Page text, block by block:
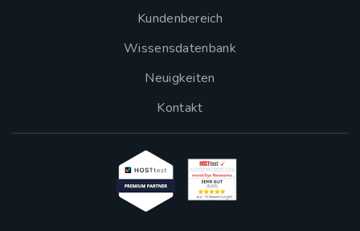
Kundenbereich
Wissensdatenbank
Neuigkeiten
Kontakt